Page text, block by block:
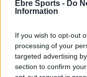
Ebre Sports - Do
Information
If you wish to opt-out
processing of your
targeted advertising
section to confirm